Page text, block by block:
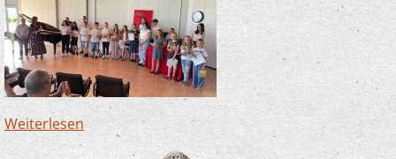
Weiterlesen über Förderpreiskonzert am 12. Juni in
Finnentrop - bunter Querschnitt statt